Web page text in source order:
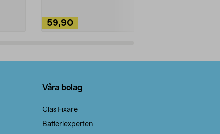
59,90
Våra bolag
Clas Fixare
Batteriexperten